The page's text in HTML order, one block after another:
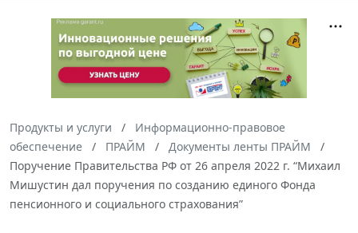
Продукты и услуги
Информационно-правовое
обеспечение
ПРАЙМ
Документы ленты ПРАЙМ
Поручение Правительства РФ от 26 апреля 2022 г. “Михаил
Мишустин дал поручения по созданию единого Фонда
пенсионного и социального страхования”